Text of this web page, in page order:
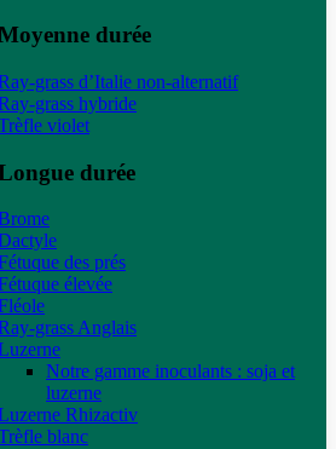
durée
grass d’Italie non-alternatif
grass hybride
violet
durée
des prés
élevée
grass Anglais
Notre gamme inoculants : soja et
luzerne
Rhizactiv
blanc